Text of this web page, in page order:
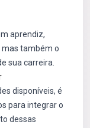
aprendiz,
mas também o
sua carreira.
disponíveis, é
para integrar o
dessas